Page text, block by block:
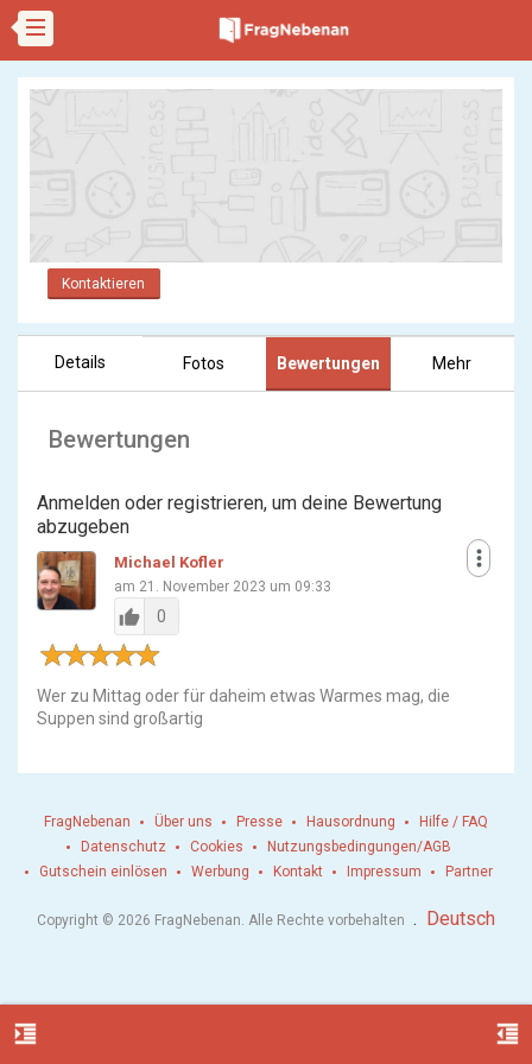
Kontaktieren
Details Fotos Bewertungen Mehr
Bewertungen
Anmelden oder registrieren, um deine Bewertung
abzugeben
more_vert
Michael Kofler
am 21. November 2023 um 09:33
thumb_up 0
Wer zu Mittag oder für daheim etwas Warmes mag, die
Suppen sind großartig
format_indent_increase format_indent_decrease
FragNebenan Über uns Presse Hausordnung
Hilfe / FAQ
Datenschutz
Cookies
Nutzungsbedingungen/AGB
Gutschein einlösen
Werbung Kontakt Impressum Partner
Copyright © 2026 FragNebenan. Alle Rechte vorbehalten . Deutsch